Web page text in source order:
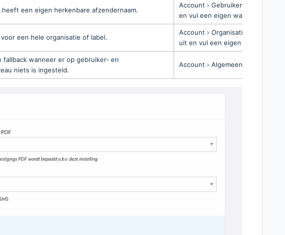
heeft een eigen herkenbare afzendernaam.
Account › Gebruikers ›
en vul een eigen waarde in.
een hele organisatie of label.
Account › Organisaties ›
uit en vul een eigen waarde in.
fallback wanneer er op gebruiker- en
niets is ingesteld.
Account › Algemeen › sectie SMS.